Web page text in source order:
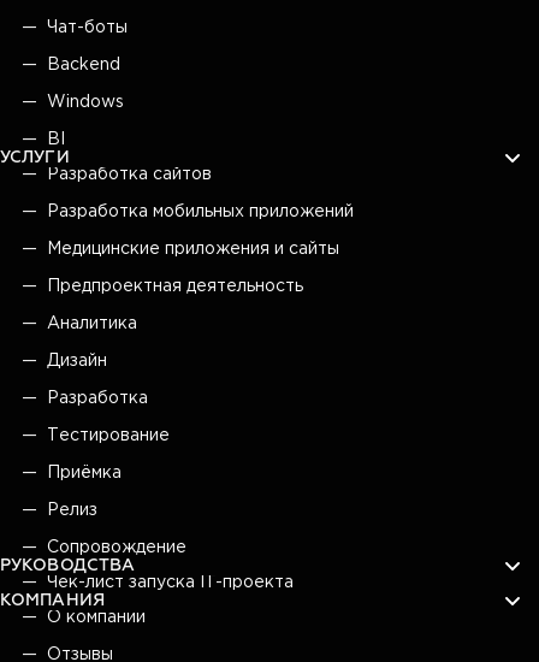
Чат-боты
Backend
Windows
BI
УСЛУГИ
Разработка сайтов
Разработка мобильных приложений
Медицинские приложения и сайты
Предпроектная деятельность
Аналитика
Дизайн
Разработка
Тестирование
Приёмка
Релиз
Сопровождение
РУКОВОДСТВА
Чек-лист запуска IT-проекта
КОМПАНИЯ
О компании
Отзывы